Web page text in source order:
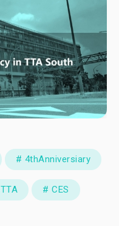
# 4thAnniversiary
# CES